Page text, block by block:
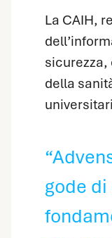
La CAIH,
sicurezza,
della
gode